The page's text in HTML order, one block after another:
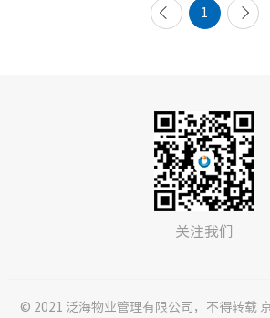
1
关注我们
© 2021 泛海物业管理有限公司，不得转载